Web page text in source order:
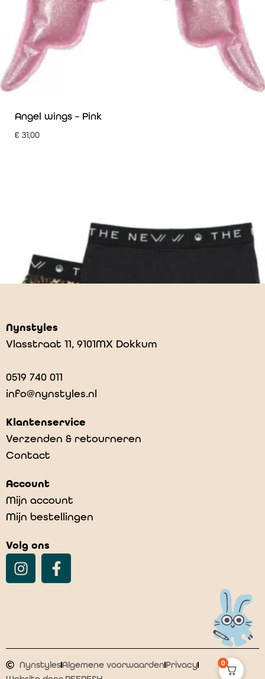
Angel wings – Pink
€ 31,00
€19,95
Nynstyles
Vlasstraat 11, 9101MX Dokkum
0519 740 011
info@nynstyles.nl
Klantenservice
Verzenden & retourneren
Contact
Account
Mijn account
Mijn bestellingen
Volg ons
NynstylesAlgemene voorwaardenPrivacy
0